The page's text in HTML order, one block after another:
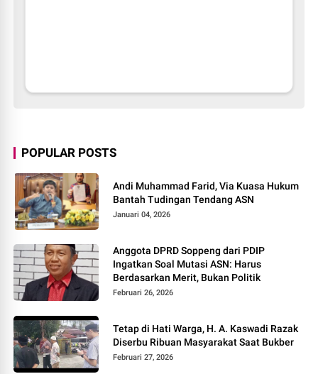
POPULAR POSTS
Andi Muhammad Farid, Via Kuasa Hukum
Bantah Tudingan Tendang ASN
Januari 04, 2026
Anggota DPRD Soppeng dari PDIP
Ingatkan Soal Mutasi ASN: Harus
Berdasarkan Merit, Bukan Politik
Februari 26, 2026
Tetap di Hati Warga, H. A. Kaswadi Razak
Diserbu Ribuan Masyarakat Saat Bukber
Februari 27, 2026